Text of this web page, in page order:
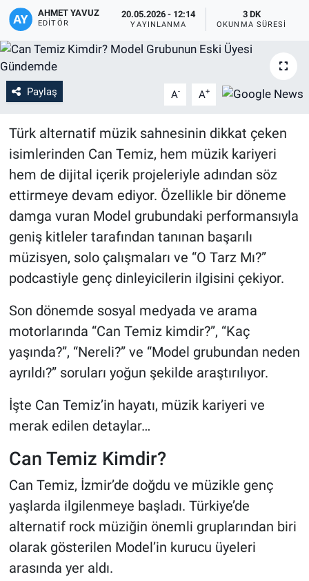
AHMET YAVUZ
EDITÖR
20.05.2026 - 12:14
YAYINLANMA
3 DK
OKUNMA SÜRESI
Paylaş A- A+
Türk alternatif müzik sahnesinin dikkat çeken
isimlerinden Can Temiz, hem müzik kariyeri
hem de dijital içerik projeleriyle adından söz
ettirmeye devam ediyor. Özellikle bir döneme
damga vuran Model grubundaki performansıyla
geniş kitleler tarafından tanınan başarılı
müzisyen, solo çalışmaları ve “O Tarz Mı?”
podcastiyle genç dinleyicilerin ilgisini çekiyor.
Son dönemde sosyal medyada ve arama
motorlarında “Can Temiz kimdir?”, “Kaç
yaşında?”, “Nereli?” ve “Model grubundan neden
ayrıldı?” soruları yoğun şekilde araştırılıyor.
İşte Can Temiz’in hayatı, müzik kariyeri ve
merak edilen detaylar…
Can Temiz Kimdir?
Can Temiz, İzmir’de doğdu ve müzikle genç
yaşlarda ilgilenmeye başladı. Türkiye’de
alternatif rock müziğin önemli gruplarından biri
olarak gösterilen Model’in kurucu üyeleri
arasında yer aldı.